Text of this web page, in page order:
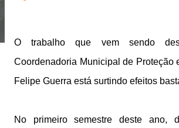
O trabalho que vem sendo
Coordenadoria Municipal de Proteção
Felipe Guerra está surtindo efeitos
No primeiro semestre deste ano,